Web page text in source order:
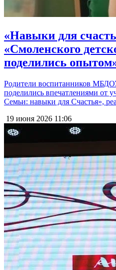
«Навыки для
«Смоленского
поделились
Родители воспитанников
поделились впечатлениями от
Семьи: навыки для Счастья»,
19 июня 2026 11:06